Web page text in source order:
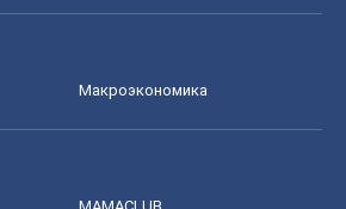
Mакроэкономика